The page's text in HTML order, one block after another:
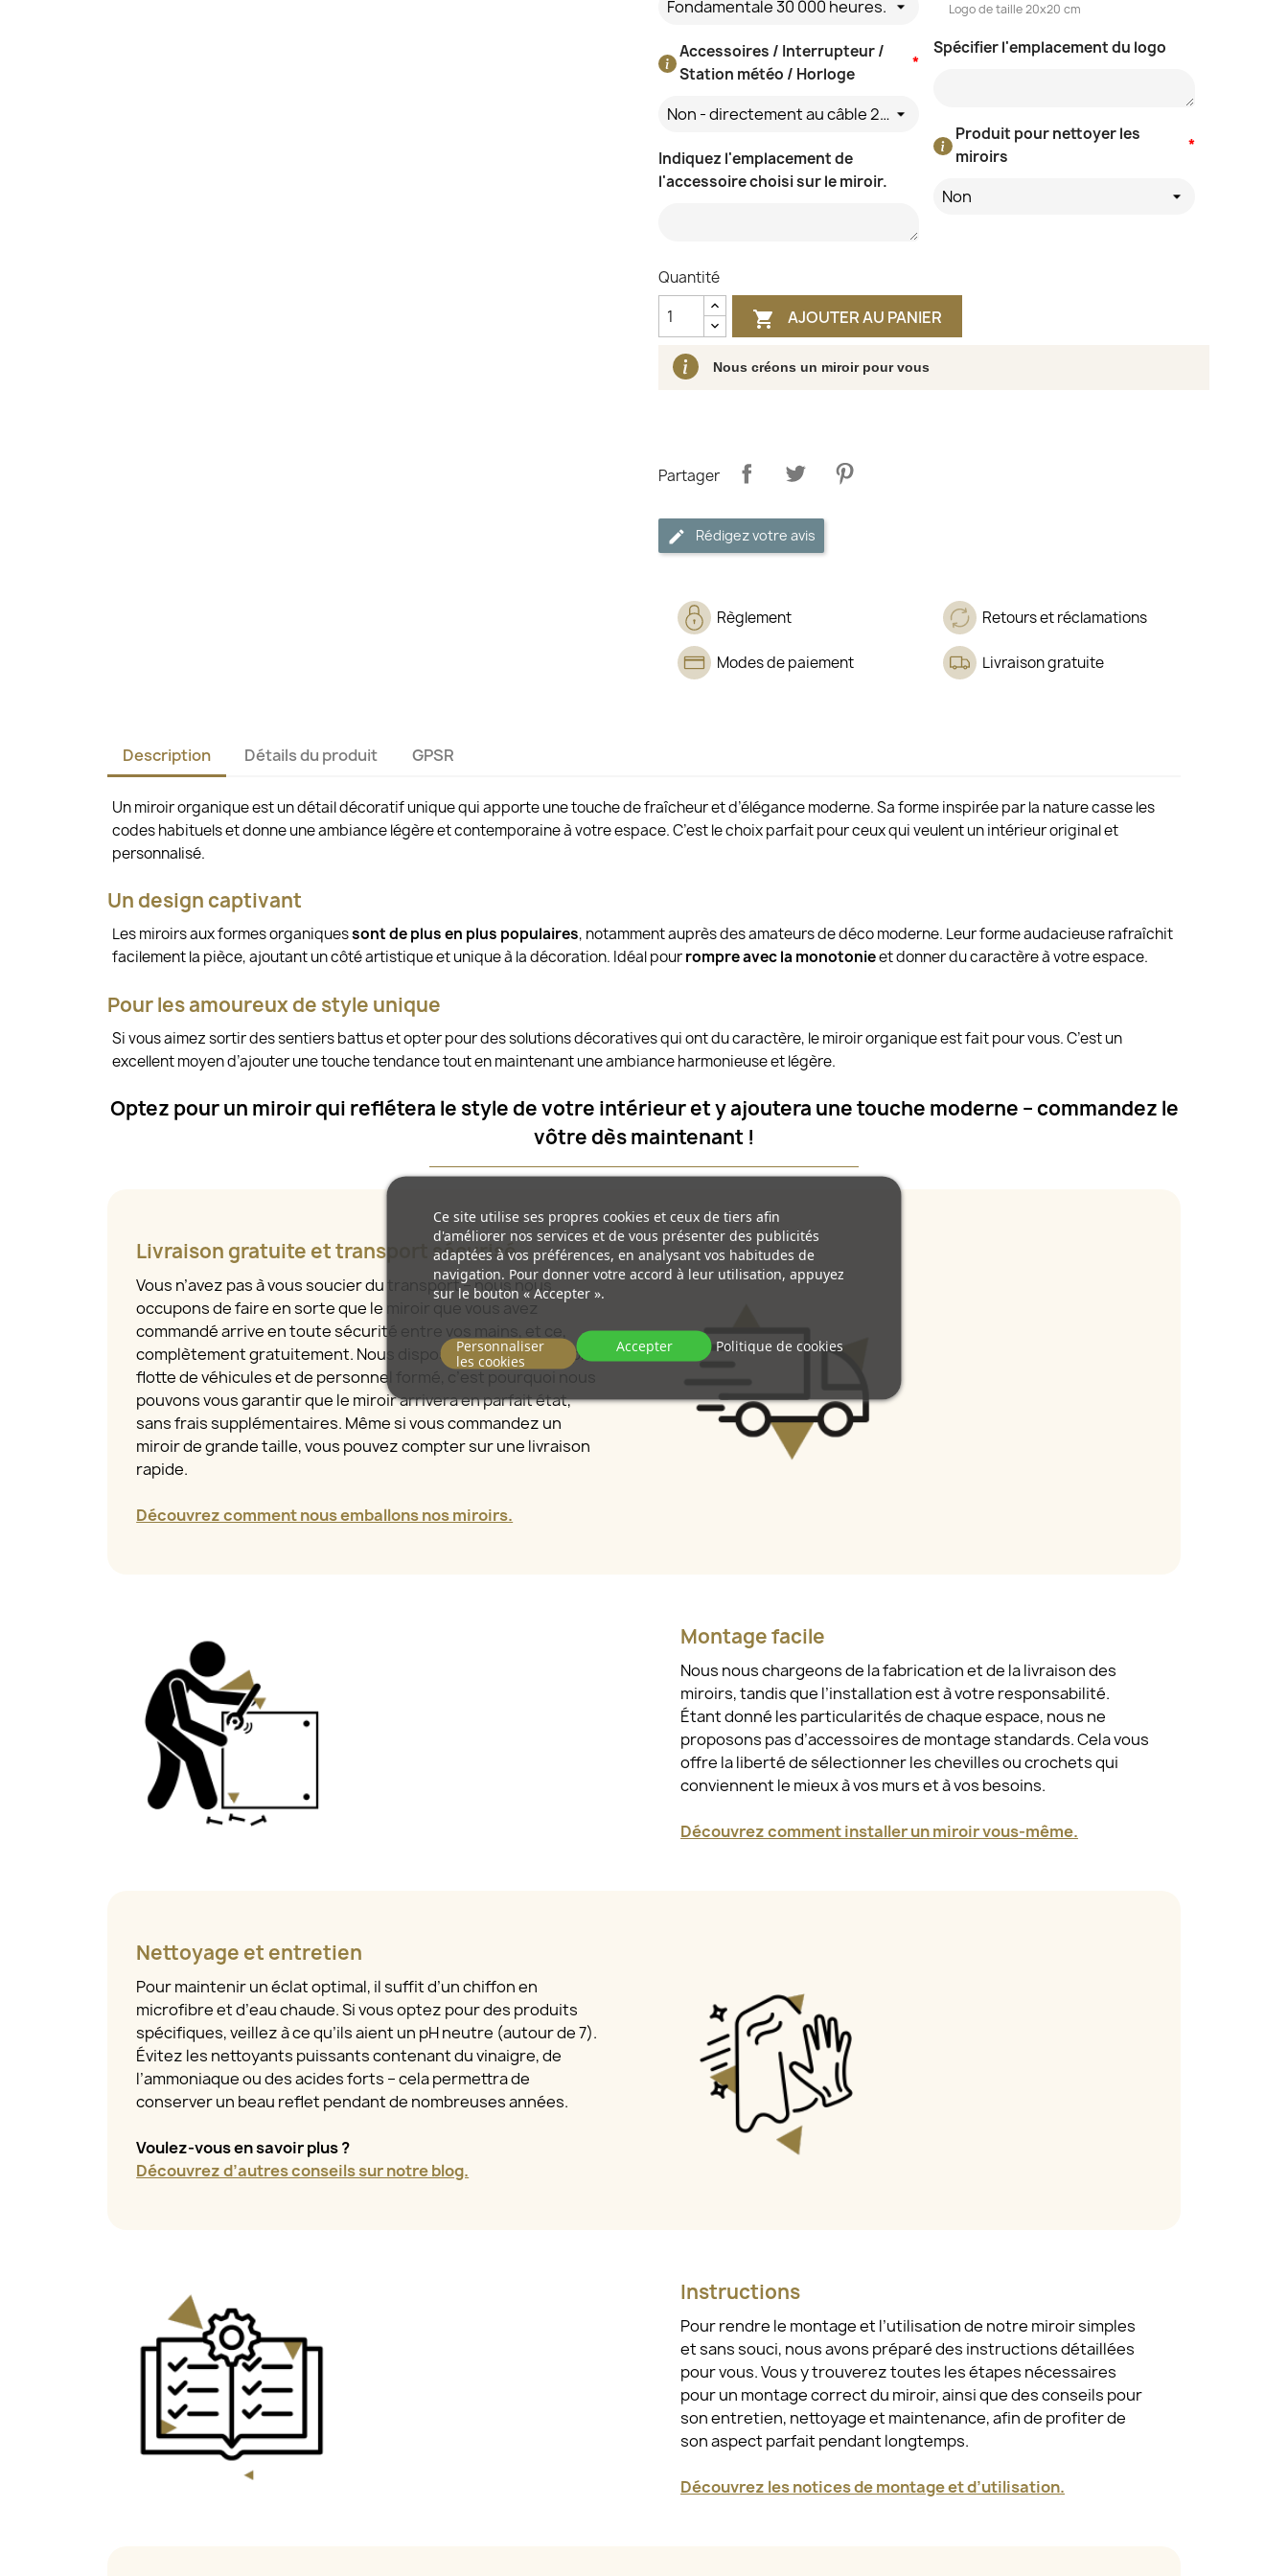
Fondamentale 30 000 heures.
*
Accessoires / Interrupteur /
Station météo / Horloge
Non - directement au câble 230V
Indiquez l'emplacement de
l'accessoire choisi sur le miroir.
Logo de taille 20x20 cm
Spécifier l'emplacement du logo
*
Produit pour nettoyer les
miroirs
Non
Quantité
 AJOUTER AU PANIER
Nous créons un miroir pour vous
Partager
Rédigez votre avis
Règlement Retours et réclamations
Modes de paiement Livraison gratuite
Description Détails du produit GPSR
Un miroir organique est un détail décoratif unique qui apporte une touche de fraîcheur et d’élégance moderne. Sa forme inspirée par la nature casse les
codes habituels et donne une ambiance légère et contemporaine à votre espace. C’est le choix parfait pour ceux qui veulent un intérieur original et
personnalisé.
Un design captivant
Les miroirs aux formes organiquessont de plus en plus populaires, notamment auprès des amateurs de déco moderne. Leur forme audacieuse rafraîchit
facilement la pièce, ajoutant un côté artistique et unique à la décoration. Idéal pourrompre avec la monotonieet donner du caractère à votre espace.
Pour les amoureux de style unique
Si vous aimez sortir des sentiers battus et opter pour des solutions décoratives qui ont du caractère, le miroir organique est fait pour vous. C’est un
excellent moyen d’ajouter une touche tendance tout en maintenant une ambiance harmonieuse et légère.
Optez pour un miroir qui reflétera le style de votre intérieur et y ajoutera une touche moderne – commandez le
vôtre dès maintenant !
Livraison gratuite et transport sécurisé
Vous n’avez pas à vous soucier du transport – nous nous
occupons de faire en sorte que le miroir que vous avez
commandé arrive en toute sécurité entre vos mains, et ce,
complètement gratuitement. Nous disposons de notre propre
flotte de véhicules et de personnel formé, c’est pourquoi nous
pouvons vous garantir que le miroir arrivera en parfait état,
sans frais supplémentaires. Même si vous commandez un
miroir de grande taille, vous pouvez compter sur une livraison
rapide.
Découvrez comment nous emballons nos miroirs.
Montage facile
Nous nous chargeons de la fabrication et de la livraison des
miroirs, tandis que l’installation est à votre responsabilité.
Étant donné les particularités de chaque espace, nous ne
proposons pas d’accessoires de montage standards. Cela vous
offre la liberté de sélectionner les chevilles ou crochets qui
conviennent le mieux à vos murs et à vos besoins.
Découvrez comment installer un miroir vous-même.
Nettoyage et entretien
Pour maintenir un éclat optimal, il suffit d’un chiffon en
microfibre et d’eau chaude. Si vous optez pour des produits
spécifiques, veillez à ce qu’ils aient un pH neutre (autour de 7).
Évitez les nettoyants puissants contenant du vinaigre, de
l’ammoniaque ou des acides forts – cela permettra de
conserver un beau reflet pendant de nombreuses années.
Voulez-vous en savoir plus ?
Découvrez d’autres conseils sur notre blog.
Instructions
Pour rendre le montage et l’utilisation de notre miroir simples
et sans souci, nous avons préparé des instructions détaillées
pour vous. Vous y trouverez toutes les étapes nécessaires
pour un montage correct du miroir, ainsi que des conseils pour
son entretien, nettoyage et maintenance, afin de profiter de
son aspect parfait pendant longtemps.
Découvrez les notices de montage et d’utilisation.
Ce site utilise ses propres cookies et ceux de tiers afin
d'améliorer nos services et de vous présenter des publicités
adaptées à vos préférences, en analysant vos habitudes de
navigation. Pour donner votre accord à leur utilisation, appuyez
sur le bouton « Accepter ».
Politique de cookies
Personnaliser
les cookies
Accepter